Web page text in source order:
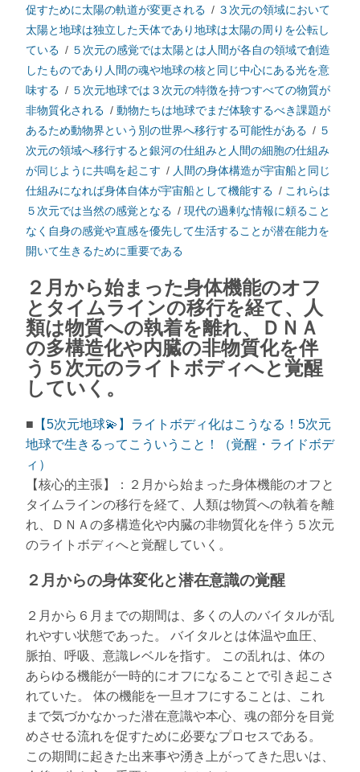
促すために太陽の軌道が変更される / ３次元の領域において
太陽と地球は独立した天体であり地球は太陽の周りを公転し
ている / ５次元の感覚では太陽とは人間が各自の領域で創造
したものであり人間の魂や地球の核と同じ中心にある光を意
味する / ５次元地球では３次元の特徴を持つすべての物質が
非物質化される / 動物たちは地球でまだ体験するべき課題が
あるため動物界という別の世界へ移行する可能性がある / ５
次元の領域へ移行すると銀河の仕組みと人間の細胞の仕組み
が同じように共鳴を起こす / 人間の身体構造が宇宙船と同じ
仕組みになれば身体自体が宇宙船として機能する / これらは
５次元では当然の感覚となる / 現代の過剰な情報に頼ること
なく自身の感覚や直感を優先して生活することが潜在能力を
開いて生きるために重要である
２月から始まった身体機能のオフ
とタイムラインの移行を経て、人
類は物質への執着を離れ、ＤＮＡ
の多構造化や内臓の非物質化を伴
う５次元のライトボディへと覚醒
していく。
■ 【5次元地球💫】ライトボディ化はこうなる！5次元
地球で生きるってこういうこと！（覚醒・ライドボデ
ィ）
【核心的主張】：２月から始まった身体機能のオフと
タイムラインの移行を経て、人類は物質への執着を離
れ、ＤＮＡの多構造化や内臓の非物質化を伴う５次元
のライトボディへと覚醒していく。
２月からの身体変化と潜在意識の覚醒
２月から６月までの期間は、多くの人のバイタルが乱
れやすい状態であった。 バイタルとは体温や血圧、
脈拍、呼吸、意識レベルを指す。 この乱れは、体の
あらゆる機能が一時的にオフになることで引き起こさ
れていた。 体の機能を一旦オフにすることは、これ
まで気づかなかった潜在意識や本心、魂の部分を目覚
めさせる流れを促すために必要なプロセスである。
この期間に起きた出来事や湧き上がってきた思いは、